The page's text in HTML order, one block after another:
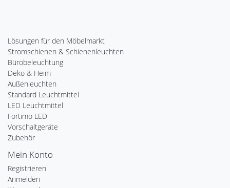
Lösungen für den Möbelmarkt
Stromschienen & Schienenleuchten
Bürobeleuchtung
Deko & Heim
Außenleuchten
Standard Leuchtmittel
LED Leuchtmittel
Fortimo LED
Vorschaltgeräte
Zubehör
Mein Konto
Registrieren
Anmelden